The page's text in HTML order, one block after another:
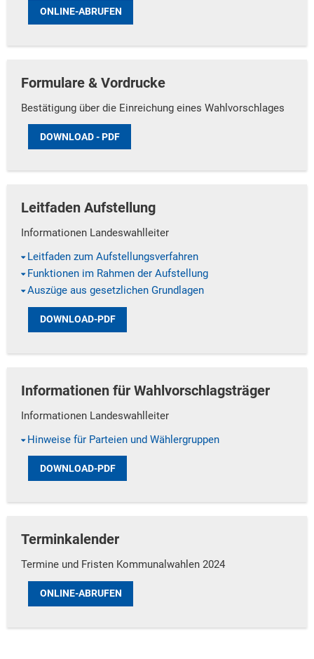
ONLINE-ABRUFEN
Formulare & Vordrucke
Bestätigung über die Einreichung eines Wahlvorschlages
DOWNLOAD - PDF
Leitfaden Aufstellung
Informationen Landeswahlleiter
Leitfaden zum Aufstellungsverfahren
Funktionen im Rahmen der Aufstellung
Auszüge aus gesetzlichen Grundlagen
DOWNLOAD-PDF
Informationen für Wahlvorschlagsträger
Informationen Landeswahlleiter
Hinweise für Parteien und Wählergruppen
DOWNLOAD-PDF
Terminkalender
Termine und Fristen Kommunalwahlen 2024
ONLINE-ABRUFEN